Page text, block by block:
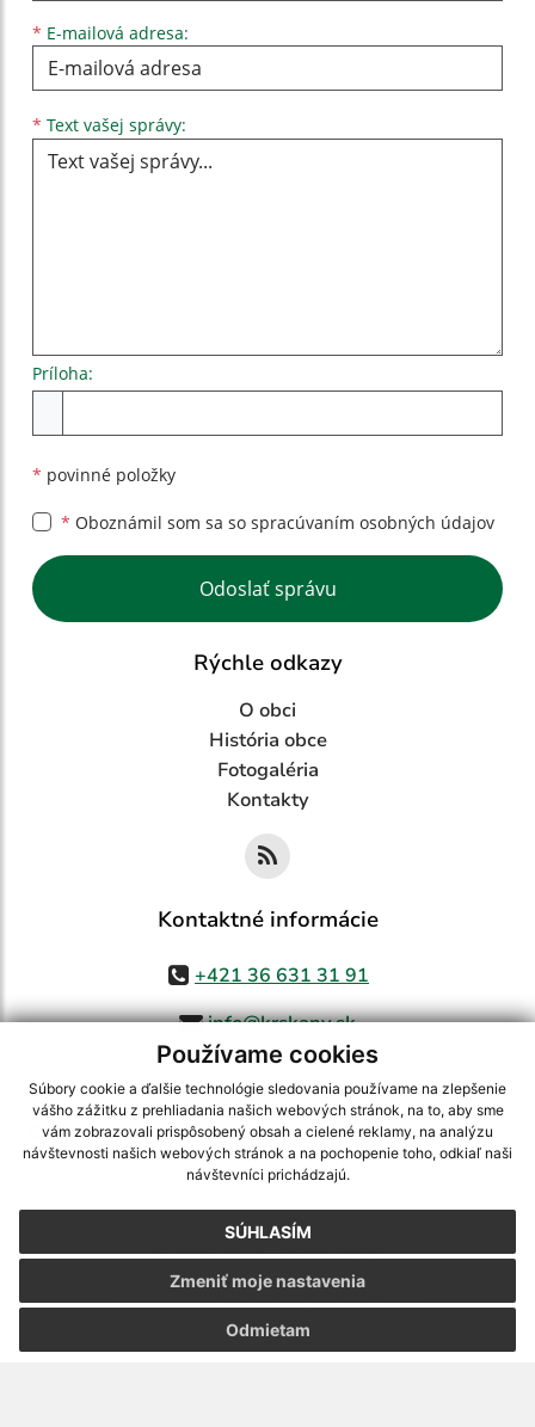
Používame cookies
Súbory cookie a ďalšie technológie sledovania používame na zlepšenie
vášho zážitku z prehliadania našich webových stránok, na to, aby sme
vám zobrazovali prispôsobený obsah a cielené reklamy, na analýzu
návštevnosti našich webových stránok a na pochopenie toho, odkiaľ naši
návštevníci prichádzajú.
SÚHLASÍM
Odmietam
Zmeniť moje nastavenia
* E-mailová adresa:
* Text vašej správy:
Príloha:
* povinné položky
* Oboznámil som sa so spracúvaním osobných údajov
Google reCaptcha Response
Odoslať správu
Rýchle odkazy
O obci
História obce
Fotogaléria
Kontakty
Kontaktné informácie
+421 36 631 31 91
info@krskany.sk
využite možnosť získavania aktuálnych informácií s využitím RSS
CMS systém (redakčný) systém ECHELON 2,Mapa stránok,web portál
webex.digital, s.r.o.,domény,registrácia domény
Posledná aktualizácia:07.08.2026
Vytlačiť stránku|Vyhlásenie o prístupnosti